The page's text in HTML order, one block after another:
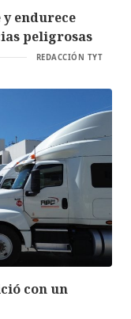
endurece
peligrosas
REDACCIÓN TYT
con un